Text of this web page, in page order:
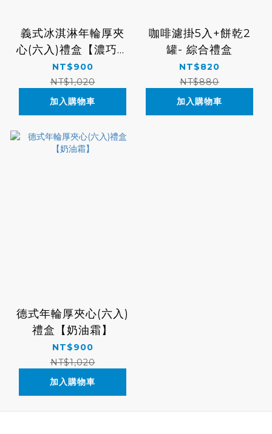
義式冰淇淋年輪厚夾
心(六入)禮盒【濃巧咖
啡/烤焦糖布蕾】
NT$900
NT$1,020
加入購物車
咖啡濾掛5入+餅乾2
罐- 綜合禮盒
NT$820
NT$880
加入購物車
德式年輪厚夾心(六入)
禮盒【奶油霜】
NT$900
NT$1,020
加入購物車